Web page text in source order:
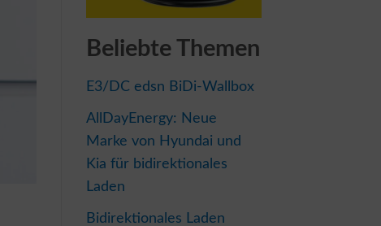
Beliebte Themen
E3/DC edsn BiDi-Wallbox
AllDayEnergy: Neue
Marke von Hyundai und
Kia für bidirektionales
Laden
Bidirektionales Laden